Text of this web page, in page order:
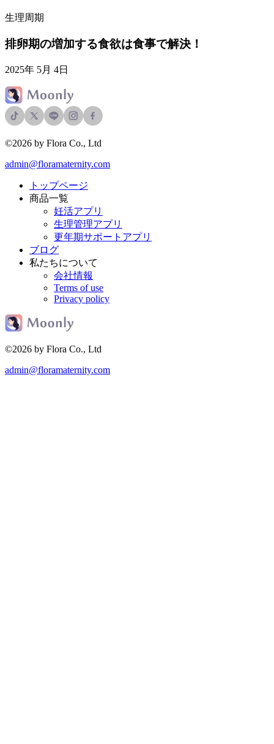
生理周期
排卵期の増加する食欲は食事で解決！
2025年 5月 4日
©2026 by Flora Co., Ltd
admin@floramaternity.com
トップページ
商品一覧
妊活アプリ
生理管理アプリ
更年期サポートアプリ
ブログ
私たちについて
会社情報
Terms of use
Privacy policy
©2026 by Flora Co., Ltd
admin@floramaternity.com